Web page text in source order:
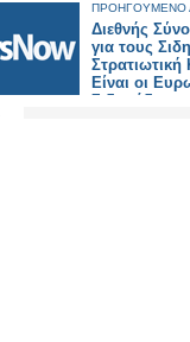
ΠΡΟΗΓΟΥΜΕΝΟ
Διεθνής
για τους
Στρατιωτική
Είναι οι
Σιδηρόδρομοι